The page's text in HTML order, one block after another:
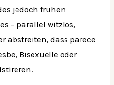
jedoch fruhen
– parallel witzlos,
abstreiten, dass parece
Bisexuelle oder